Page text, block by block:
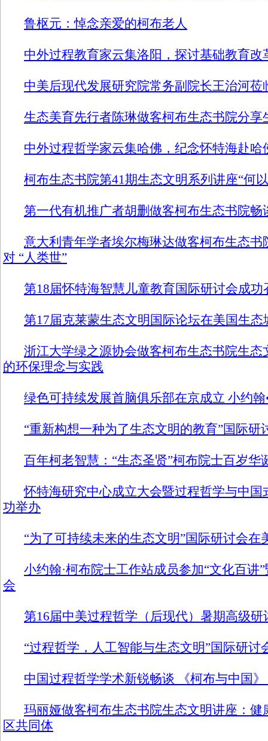
鲁枢元：悼念亲爱的柯布老人
中外过程教育家云集洛阳，探讨基础教育改
中美后现代发展研究院常务副院长王治河
生态美育先行者陈琳做客柯布生态书院分
中外过程哲学家云集哈佛，纪念怀特海赴哈
柯布生态书院第41期生态文明系列讲座“何
第一代有机推广者胡删做客柯布生态书院畅
意大利青年学者埃尔梅琳达做客柯布生态
对 “人类世”
第18届怀特海智慧儿童教育国际研讨会成功
第17届克莱蒙生态文明国际论坛在美国生
浙江大学绿之源协会做客柯布生态书院生
的环保理念与实践
绿色可持续发展首脑俱乐部在京成立 小约
“重新构想一种为了生态文明的教育”国际研
百年柯老智慧：“生态圣贤”柯布院士百岁华
怀特海研究中心成立大会暨过程哲学与中
功举办
“为了可持续未来的生态文明”国际研讨会在
小约翰·柯布院士工作站成员参加“文化百讲
会
第16届中美过程哲学（后现代）暑期高级研
“过程哲学，人工智能与生态文明”国际研讨
中国过程哲学学术新锐畅谈 《柯布与中国
玛丽娅做客柯布生态书院生态文明讲座：
区共同体